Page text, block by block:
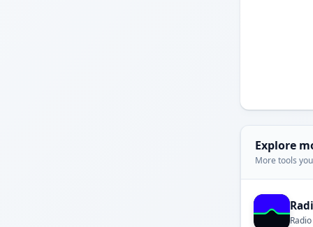
Explore
More tools